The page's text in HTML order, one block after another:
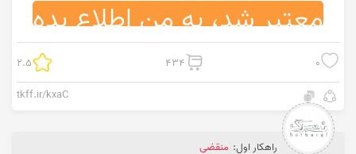
معتبر شد، به من اطلاع بده
0
434
2.5
tkff.ir/kxaC
راهکار اول: منقضی